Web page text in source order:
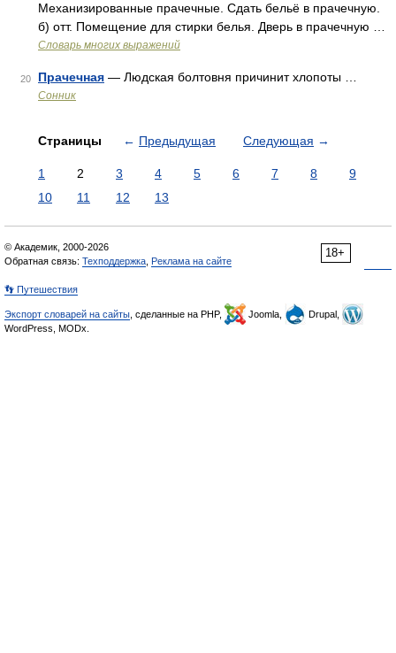
Механизированные прачечные. Сдать бельё в прачечную.
б) отт. Помещение для стирки белья. Дверь в прачечную …
Словарь многих выражений
20 Прачечная — Людская болтовня причинит хлопоты …
Сонник
Страницы ← Предыдущая Следующая →
1 2 3 4 5 6 7 8
9
10
11 12 13
18+
© Академик, 2000-2026
Обратная связь: Техподдержка Реклама на сайте
👣 Путешествия
Экспорт словарей на сайты , сделанные на PHP, Joomla,
Drupal,
WordPress, MODx.